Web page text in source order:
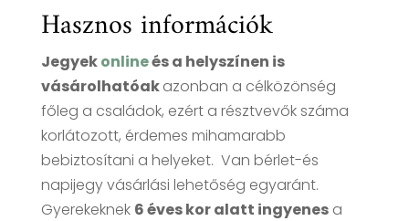
Hasznos információk
Jegyekonlineés a helyszínen is
vásárolhatóakazonban a célközönség
főleg a családok, ezért a résztvevők száma
korlátozott, érdemes mihamarabb
bebiztosítani a helyeket. Van bérlet-és
napijegy vásárlási lehetőség egyaránt.
Gyerekeknek 6 éves kor alatt ingyenesa